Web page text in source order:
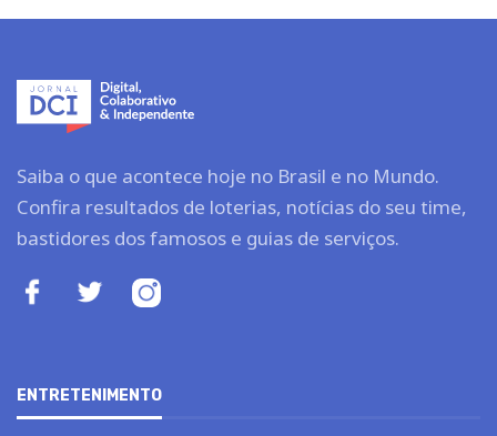
Saiba o que acontece hoje no Brasil e no Mundo.
Confira resultados de loterias, notícias do seu time,
bastidores dos famosos e guias de serviços.
ENTRETENIMENTO